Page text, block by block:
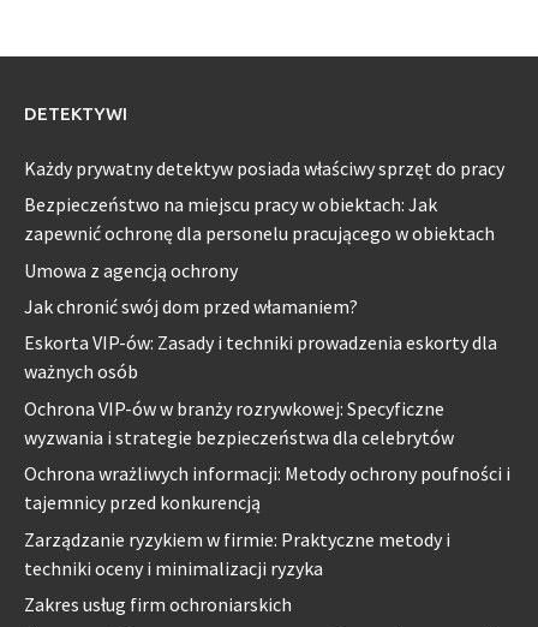
DETEKTYWI
Każdy prywatny detektyw posiada właściwy sprzęt do pracy
Bezpieczeństwo na miejscu pracy w obiektach: Jak
zapewnić ochronę dla personelu pracującego w obiektach
Umowa z agencją ochrony
Jak chronić swój dom przed włamaniem?
Eskorta VIP-ów: Zasady i techniki prowadzenia eskorty dla
ważnych osób
Ochrona VIP-ów w branży rozrywkowej: Specyficzne
wyzwania i strategie bezpieczeństwa dla celebrytów
Ochrona wrażliwych informacji: Metody ochrony poufności i
tajemnicy przed konkurencją
Zarządzanie ryzykiem w firmie: Praktyczne metody i
techniki oceny i minimalizacji ryzyka
Zakres usług firm ochroniarskich